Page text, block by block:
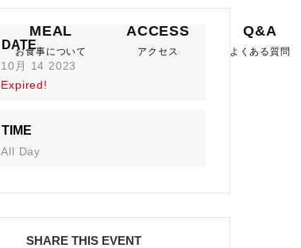
MEAL
お食事について
ACCESS
アクセス
Q&A
よくある質問
DATE
10月 14 2023
Expired!
TIME
All Day
SHARE THIS EVENT